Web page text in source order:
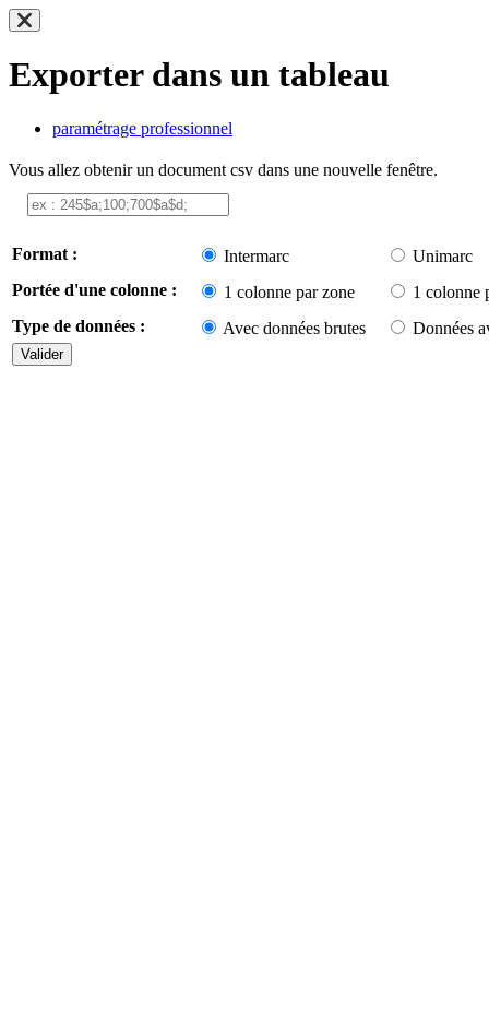
Exporter dans un tableau
paramétrage professionnel
Vous allez obtenir un document csv dans une nouvelle fenêtre.
Format : Intermarc
Unimarc
Portée d'une colonne :
1 colonne par zone
1 colonne
Type de données :
Avec données brutes Données